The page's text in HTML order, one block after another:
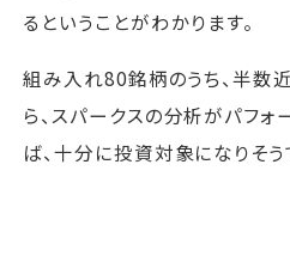
るということがわかります。
組み入れ80銘柄のうち、半数
ら、スパークスの分析がパフ
ば、十分に投資対象になりそう